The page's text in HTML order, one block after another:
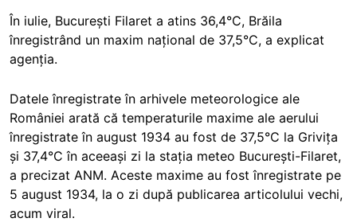
În iulie, București Filaret a atins 36,4°C, Brăila
înregistrând un maxim național de 37,5°C, a explicat
agenția.
Datele înregistrate în arhivele meteorologice ale
României arată că temperaturile maxime ale aerului
înregistrate în august 1934 au fost de 37,5°C la Grivița
și 37,4°C în aceeași zi la stația meteo București-Filaret,
a precizat ANM. Aceste maxime au fost înregistrate pe
5 august 1934, la o zi după publicarea articolului vechi,
acum viral.